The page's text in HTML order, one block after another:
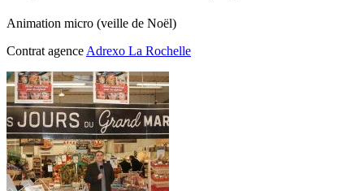
Animation micro (veille de Noël)
Contrat agence Adrexo La Rochelle